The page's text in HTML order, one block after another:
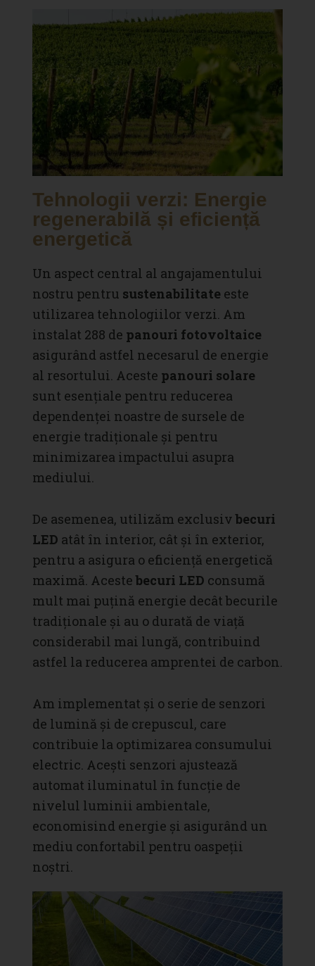
Tehnologii verzi: Energie
regenerabilă și eficiență
energetică
Un aspect central al angajamentului
nostru pentru sustenabilitate este
utilizarea tehnologiilor verzi. Am
instalat 288 de panouri fotovoltaice
asigurând astfel necesarul de energie
al resortului. Aceste panouri solare
sunt esențiale pentru reducerea
dependenței noastre de sursele de
energie tradiționale și pentru
minimizarea impactului asupra
mediului.
De asemenea, utilizăm exclusiv becuri
LED atât în interior, cât și în exterior,
pentru a asigura o eficiență energetică
maximă. Aceste becuri LED consumă
mult mai puțină energie decât becurile
tradiționale și au o durată de viață
considerabil mai lungă, contribuind
astfel la reducerea amprentei de carbon.
Am implementat și o serie de senzori
de lumină și de crepuscul, care
contribuie la optimizarea consumului
electric. Acești senzori ajustează
automat iluminatul în funcție de
nivelul luminii ambientale,
economisind energie și asigurând un
mediu confortabil pentru oaspeții
noștri.